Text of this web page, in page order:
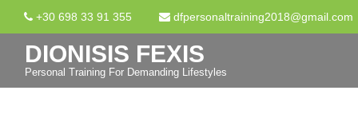
+30 698 33 91 355 dfpersonaltraining2018@gmail.com
DIONISIS FEXIS
Personal Training For Demanding Lifestyles